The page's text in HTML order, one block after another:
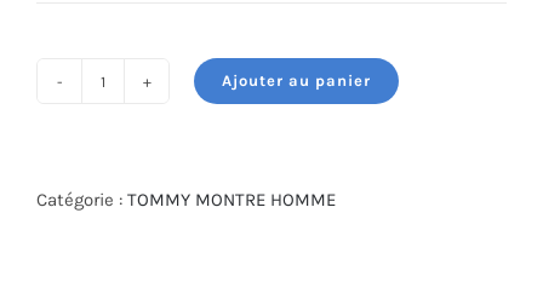
TOMMY
Ajouter au panier
Catégorie : TOMMY MONTRE HOMME